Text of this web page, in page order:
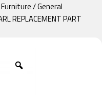
/General
REPLACEMENT PART